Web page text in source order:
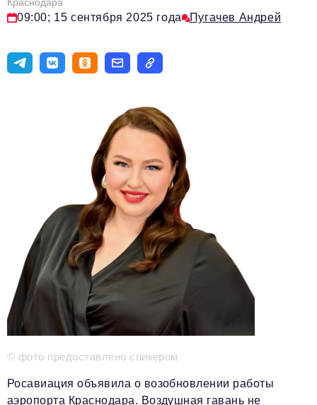
Право
Авто
Красота и здоровье
Энергетика
Недвижимость
Мнение
Технологии
Политика
09:00; 15 сентября 2025 года Пугачев Андрей
© фото предоставлено спикером
Росавиация объявила о возобновлении работы
аэропорта Краснодара. Воздушная гавань не